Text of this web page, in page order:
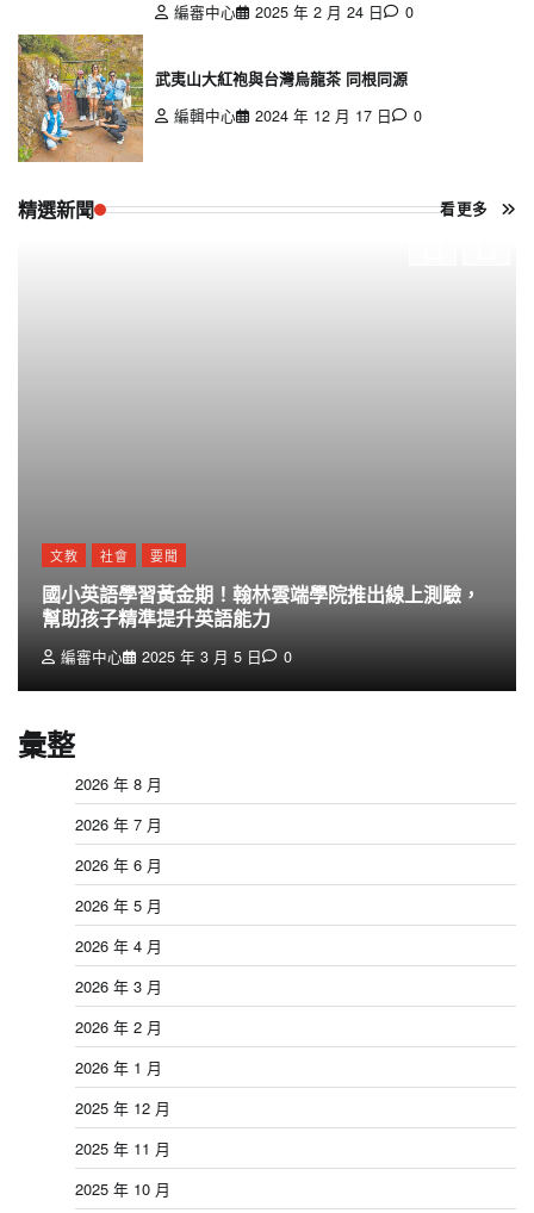
編審中心 2025 年 2 月 24 日 0
武夷山大紅袍與台灣烏龍茶 同根同源
編輯中心
2024 年 12 月 17 日 0
精選新聞 看更多
文教 社會 要聞
國小英語學習黃金期！翰林雲端學院推出線上測驗，
幫助孩子精準提升英語能力
編審中心 2025 年 3 月 5 日 0
彙整
2026 年 8 月
2026 年 7 月
2026 年 6 月
2026 年 5 月
2026 年 4 月
2026 年 3 月
2026 年 2 月
2026 年 1 月
2025 年 12 月
2025 年 11 月
2025 年 10 月